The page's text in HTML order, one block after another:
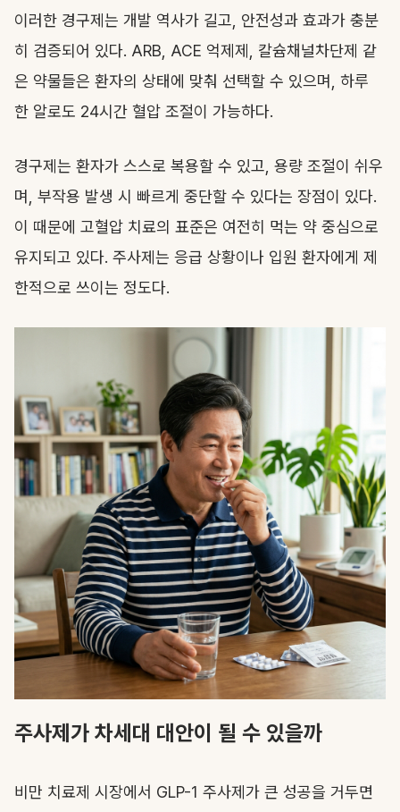
이러한 경구제는 개발 역사가 길고, 안전성과 효과가 충분
히 검증되어 있다. ARB, ACE 억제제, 칼슘채널차단제 같
은 약물들은 환자의 상태에 맞춰 선택할 수 있으며, 하루
한 알로도 24시간 혈압 조절이 가능하다.
경구제는 환자가 스스로 복용할 수 있고, 용량 조절이 쉬우
며, 부작용 발생 시 빠르게 중단할 수 있다는 장점이 있다.
이 때문에 고혈압 치료의 표준은 여전히 먹는 약 중심으로
유지되고 있다. 주사제는 응급 상황이나 입원 환자에게 제
한적으로 쓰이는 정도다.
주사제가 차세대 대안이 될 수 있을까
비만 치료제 시장에서 GLP-1 주사제가 큰 성공을 거두면